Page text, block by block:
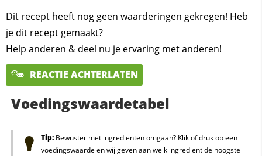
Dit recept heeft nog geen waarderingen gekregen! Heb
je dit recept gemaakt?
Help anderen & deel nu je ervaring met anderen!
REACTIE ACHTERLATEN
Voedingswaardetabel
Tip:Bewuster met ingrediënten omgaan? Klik of druk op een
voedingswaarde en wij geven aan welk ingrediënt de hoogste